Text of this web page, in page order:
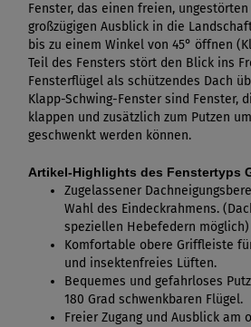
Fenster, das einen freien,
großzügigen Ausblick in die
bis zu einem Winkel von 45° öffnen
Teil des Fensters stört den Blick ins
Fensterflügel als schützendes Dach
Klapp-Schwing-Fenster sind Fenster,
klappen und zusätzlich zum Putzen
geschwenkt werden können.
Artikel-Highlights des Fenstertyps
Zugelassener
Wahl des Eindeckrahmens.
speziellen Hebefedern möglich)
Komfortable obere Griffleiste
und insektenfreies Lüften.
Bequemes und gefahrloses
180 Grad schwenkbaren Flügel.
Freier Zugang und Ausblick am